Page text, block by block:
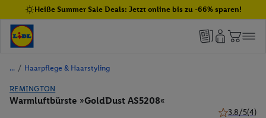
Heiße Summer Sale Deals: Jetzt online bis zu -66% sparen!
/ Haarpflege & Haarstyling
REMINGTON
Warmluftbürste »GoldDust AS5208«
3.8/5(4)